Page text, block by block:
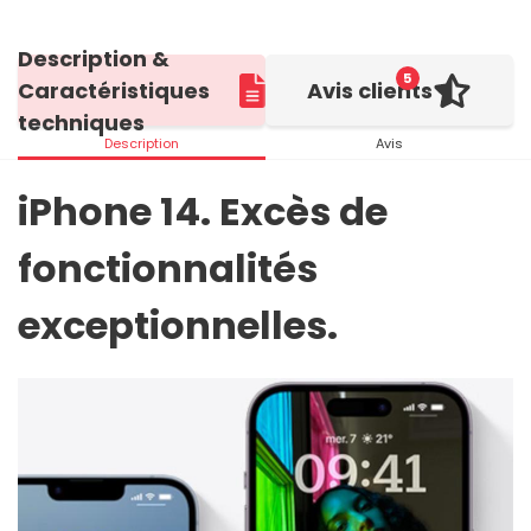
Description &
Caractéristiques
techniques
Description
5
Avis clients
Avis
iPhone 14. Excès de
fonctionnalités
exceptionnelles.